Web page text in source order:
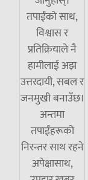
तपाईंको साथ,
विश्वास र
प्रतिक्रियाले नै
हामीलाई अझ
उत्तरदायी, सबल र
जनमुखी बनाउँछ।
अन्तमा
तपाईंहरूको
निरन्तर साथ रहने
अपेक्षासाथ,